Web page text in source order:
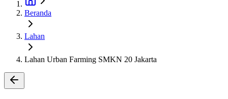
Beranda
Lahan
Lahan Urban Farming SMKN 20 Jakarta